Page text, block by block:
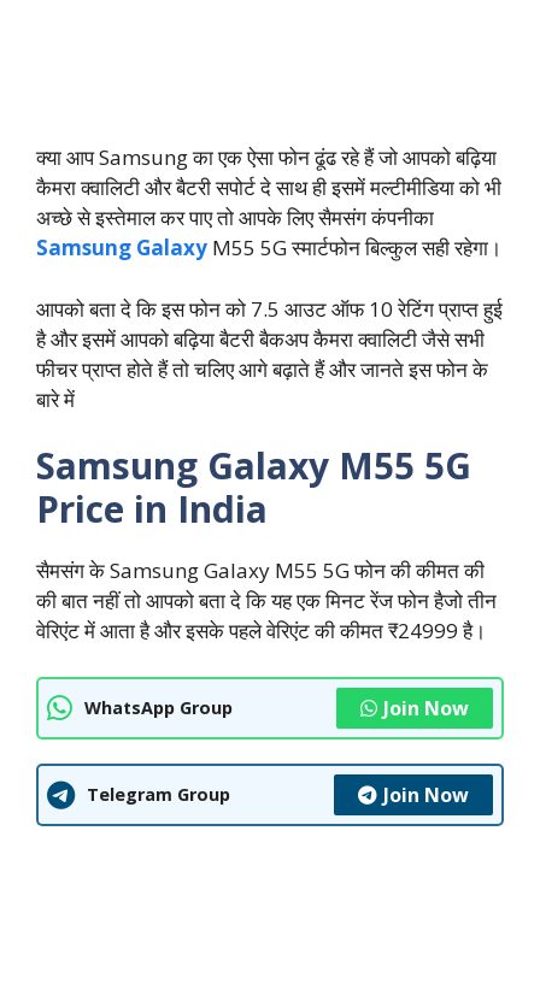
क्या आप Samsung का एक ऐसा फोन ढूंढ रहे हैं जो आपको बढ़िया
कैमरा क्वालिटी और बैटरी सपोर्ट दे साथ ही इसमें मल्टीमीडिया को भी
अच्छे से इस्तेमाल कर पाए तो आपके लिए सैमसंग कंपनीका
Samsung Galaxy M55 5G स्मार्टफोन बिल्कुल सही रहेगा।
आपको बता दे कि इस फोन को 7.5 आउट ऑफ 10 रेटिंग प्राप्त हुई
है और इसमें आपको बढ़िया बैटरी बैकअप कैमरा क्वालिटी जैसे सभी
फीचर प्राप्त होते हैं तो चलिए आगे बढ़ाते हैं और जानते इस फोन के
बारे में
Samsung Galaxy M55 5G
Price in India
सैमसंग के Samsung Galaxy M55 5G फोन की कीमत की
की बात नहीं तो आपको बता दे कि यह एक मिनट रेंज फोन हैजो तीन
वेरिएंट में आता है और इसके पहले वेरिएंट की कीमत ₹24999 है।
WhatsApp Group Join Now
Telegram Group Join Now